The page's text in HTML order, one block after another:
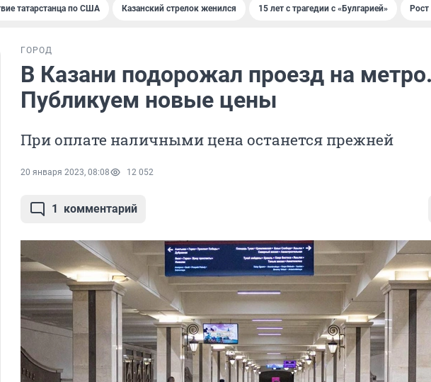
татарстанца по США Казанский стрелок женился 15 лет с трагедии с «Булгарией»
ГОРОД
В Казани подорожал проезд на
Публикуем новые цены
При оплате наличными цена останется прежней
20 января 2023, 08:08 12 052
1 комментарий